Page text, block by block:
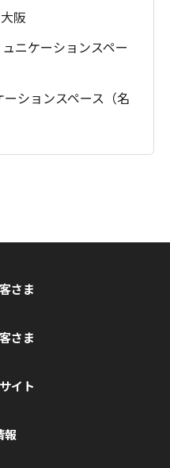
阪
ニケーションスペー
ションスペース（名
さま
さま
イト
報